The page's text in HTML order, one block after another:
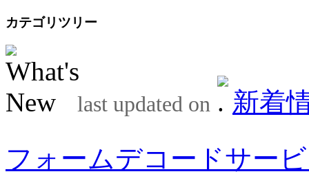
カテゴリツリー
last updated on
新着
フォームデコードサー